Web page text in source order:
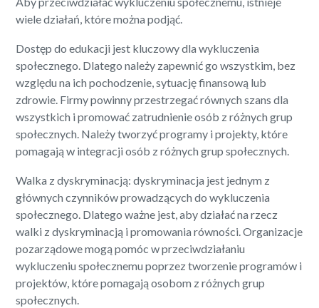
wiele działań, które można podjąć.
Dostęp do edukacji jest kluczowy dla wykluczenia
społecznego. Dlatego należy zapewnić go wszystkim, bez
względu na ich pochodzenie, sytuację finansową lub
zdrowie. Firmy powinny przestrzegać równych szans dla
wszystkich i promować zatrudnienie osób z różnych grup
społecznych. Należy tworzyć programy i projekty, które
pomagają w integracji osób z różnych grup społecznych.
Walka z dyskryminacją: dyskryminacja jest jednym z
głównych czynników prowadzących do wykluczenia
społecznego. Dlatego ważne jest, aby działać na rzecz
walki z dyskryminacją i promowania równości. Organizacje
pozarządowe mogą pomóc w przeciwdziałaniu
wykluczeniu społecznemu poprzez tworzenie programów i
projektów, które pomagają osobom z różnych grup
społecznych.